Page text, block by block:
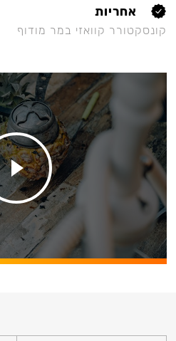
אחריות
קונסקטורר קוואזי במר מודוף